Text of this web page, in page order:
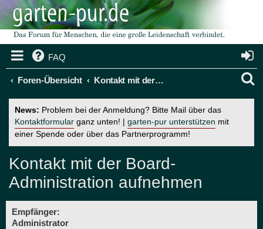
FAQ
Foren-Übersicht Kontakt mit der Board-Administration aufnehmen
News: Problem bei der Anmeldung? Bitte Mail über das
Kontaktformular ganz unten! | garten-pur unterstützen mit
einer Spende oder über das Partnerprogramm!
Kontakt mit der Board-
Administration aufnehmen
Empfänger:
Administrator